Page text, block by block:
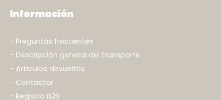
Información
Preguntas frecuentes
Descripción general del transporte
Artículos devueltos
Contactar
Registro B2B